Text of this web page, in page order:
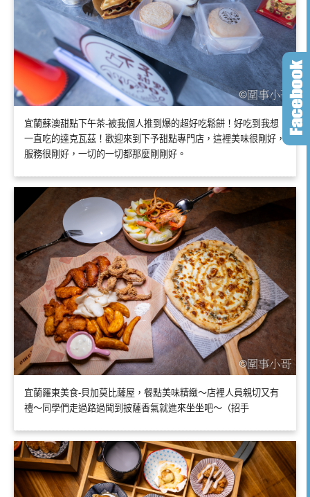
宜蘭蘇澳甜點下午茶-被我個人推到爆的超好吃鬆餅！好吃到我想
一直吃的達克瓦茲！歡迎來到下予甜點專門店，這裡美味很剛好，
服務很剛好，一切的一切都那麼剛剛好。
宜蘭羅東美食-貝加莫比薩屋，餐點美味精緻～店裡人員親切又有
禮～同學們走過路過聞到披薩香氣就進來坐坐吧～（招手